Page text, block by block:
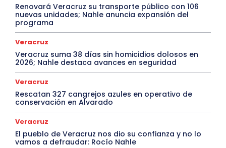
Renovará Veracruz su transporte público con 106
nuevas unidades; Nahle anuncia expansión del
programa
Veracruz
Veracruz suma 38 días sin homicidios dolosos en
2026; Nahle destaca avances en seguridad
Veracruz
Rescatan 327 cangrejos azules en operativo de
conservación en Alvarado
Veracruz
El pueblo de Veracruz nos dio su confianza y no lo
vamos a defraudar: Rocío Nahle